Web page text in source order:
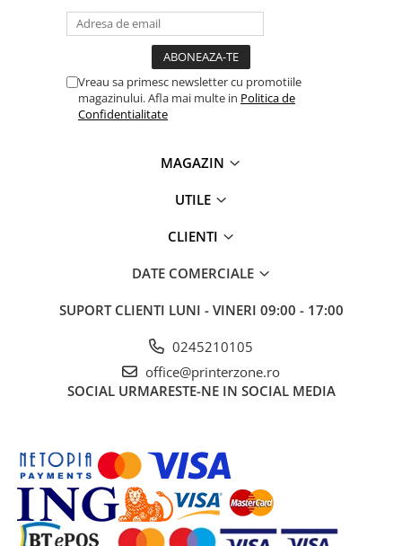
Periferice PC
Tastaturi
Kit mouse si tastatura
Sisteme Mesh WiFi
Rack-uri & accesorii rack
Patch panel-uri
Injectoare PoE
Vreau sa primesc newsletter cu promotiile
magazinului. Afla mai multe in Politica de
Confidentialitate
MAGAZIN
UTILE
CLIENTI
DATE COMERCIALE
SUPORT CLIENTI LUNI - VINERI 09:00 - 17:00
0245210105
office@printerzone.ro
SOCIAL URMARESTE-NE IN SOCIAL MEDIA